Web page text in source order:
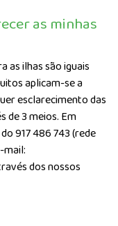
as minhas
as ilhas são iguais
aplicam-se a
esclarecimento das
de 3 meios. Em
917 486 743 (rede
mail:
dos nossos